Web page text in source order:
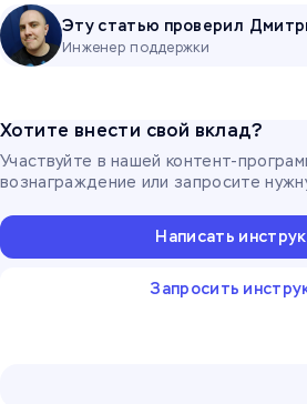
Эту статью проверил
Инженер поддержки
Хотите внести свой вклад?
Участвуйте в нашей контент-
вознаграждение или запросите
Написать
Запросить